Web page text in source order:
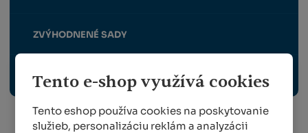
Tento e-shop využívá cookies
Tento eshop používa cookies na poskytovanie
služieb, personalizáciu reklám a analyzácii
ZVÝHODNENÉ SADY
NÁHRADNÉ DIELY PRE FELCO, BERGER A ALPEN